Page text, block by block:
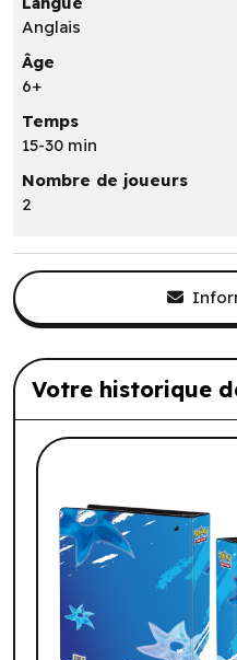
Anglais
Âge
6+
Temps
15-30 min
Nombre de joueurs
2
Votre historique
Liste de